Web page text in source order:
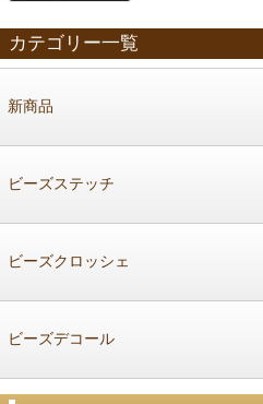
カテゴリー一覧
新商品
ビーズステッチ
ビーズクロッシェ
ビーズデコール